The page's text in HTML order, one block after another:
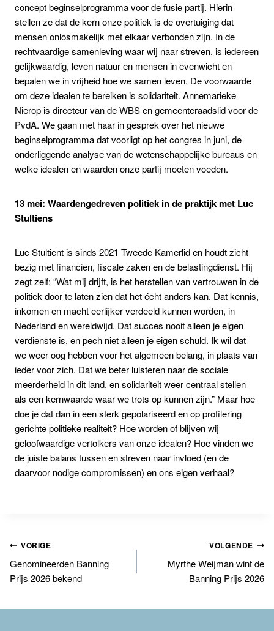
concept beginselprogramma voor de fusie partij. Hierin
stellen ze dat de kern onze politiek is de overtuiging dat
mensen onlosmakelijk met elkaar verbonden zijn. In de
rechtvaardige samenleving waar wij naar streven, is iedereen
gelijkwaardig, leven natuur en mensen in evenwicht en
bepalen we in vrijheid hoe we samen leven. De voorwaarde
om deze idealen te bereiken is solidariteit. Annemarieke
Nierop is directeur van de WBS en gemeenteraadslid voor de
PvdA. We gaan met haar in gesprek over het nieuwe
beginselprogramma dat voorligt op het congres in juni, de
onderliggende analyse van de wetenschappelijke bureaus en
welke idealen en waarden onze partij moeten voeden.
13 mei: Waardengedreven politiek in de praktijk met Luc
Stultiens
Luc Stultient is sinds 2021 Tweede Kamerlid en houdt zicht
bezig met financien, fiscale zaken en de belastingdienst. Hij
zegt zelf: “Wat mij drijft, is het herstellen van vertrouwen in de
politiek door te laten zien dat het écht anders kan. Dat kennis,
inkomen en macht eerlijker verdeeld kunnen worden, in
Nederland en wereldwijd. Dat succes nooit alleen je eigen
verdienste is, en pech niet alleen je eigen schuld. Ik wil dat
we weer oog hebben voor het algemeen belang, in plaats van
ieder voor zich. Dat we beter luisteren naar de sociale
meerderheid in dit land, en solidariteit weer centraal stellen
als een kernwaarde waar we trots op kunnen zijn.” Maar hoe
doe je dat dan in een sterk gepolariseerd en op profilering
gerichte politieke realiteit? Hoe worden of blijven wij
geloofwaardige vertolkers van onze idealen? Hoe vinden we
de juiste balans tussen en streven naar invloed (en de
daarvoor nodige compromissen) en ons eigen verhaal?
Bericht
navigatie
VORIGE
Genomineerden Banning
Prijs 2026 bekend
VOLGENDE
Myrthe Weijman wint de
Banning Prijs 2026